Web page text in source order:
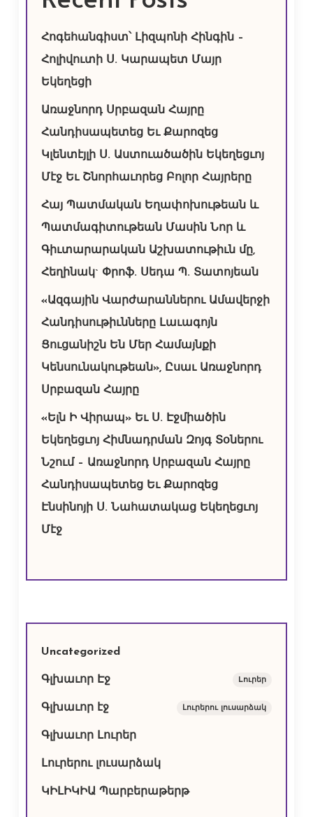
Հոգեհանգիստ՝ Լիզպոնի Հինգին –
Հոլիվուտի Ս. Կարապետ Մայր
Եկեղեցի
Առաջնորդ Սրբազան Հայրը
Հանդիսապետեց Եւ Քարոզեց
Կլենտէյլի Ս. Աստուածածին Եկեղեցւոյ
Մէջ Եւ Շնորհաւորեց Բոլոր Հայրերը
Հայ Պատմական Եղափոխութեան և
Պատմագիտութեան Մասին Նոր և
Գիւտարարական Աշխատութիւն մը,
Հեղինակ` Փրոֆ. Սեդա Պ. Տատոյեան
«Ազգային Վարժարաններու Ամավերջի
Հանդիսութիւնները Լաւագոյն
Ցուցանիշն Են Մեր Համայնքի
Կենսունակութեան», Ըսաւ Առաջնորդ
Սրբազան Հայրը
«Ելն Ի Վիրապ» Եւ Ս. Էջմիածին
Եկեղեցւոյ Հիմնադրման Զոյգ Տօներու
Նշում – Առաջնորդ Սրբազան Հայրը
Հանդիսապետեց Եւ Քարոզեց
Էնսինոյի Ս. Նահատակաց Եկեղեցւոյ
Մէջ
Uncategorized
Գլխաւոր Էջ Lուրեր
Գլխաւոր էջ Լուրերու լուսարձակ
Գլխաւոր Լուրեր
Լուրերու լուսարձակ
ԿԻԼԻԿԻԱ Պարբերաթերթ